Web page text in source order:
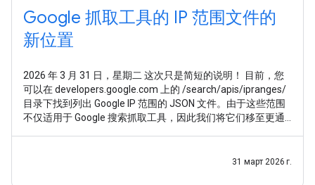
Google 抓取工具的 IP 范围文件的
新位置
2026 年 3 月 31 日，星期二 这次只是简短的说明！ 目前，您
可以在 developers.google.com 上的 /search/apis/ipranges/
目录下找到列出 Google IP 范围的 JSON 文件。由于这些范围
不仅适用于 Google 搜索抓取工具，因此我们将它们移至更通
31 март 2026 г.